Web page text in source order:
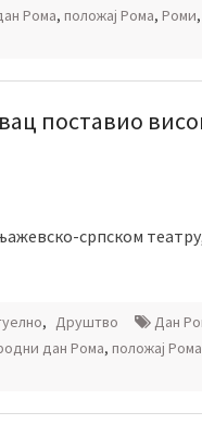
Рома, положај Рома, Роми,
поставио
српском
, Друштво Дан
дан Рома, положај Рома